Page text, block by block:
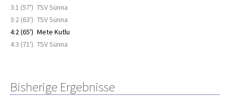
3:1 (57') TSV Sünna
3:2 (63') TSV Sünna
4:2 (65') Mete Kutlu
4:3 (71') TSV Sünna
Bisherige Ergebnisse